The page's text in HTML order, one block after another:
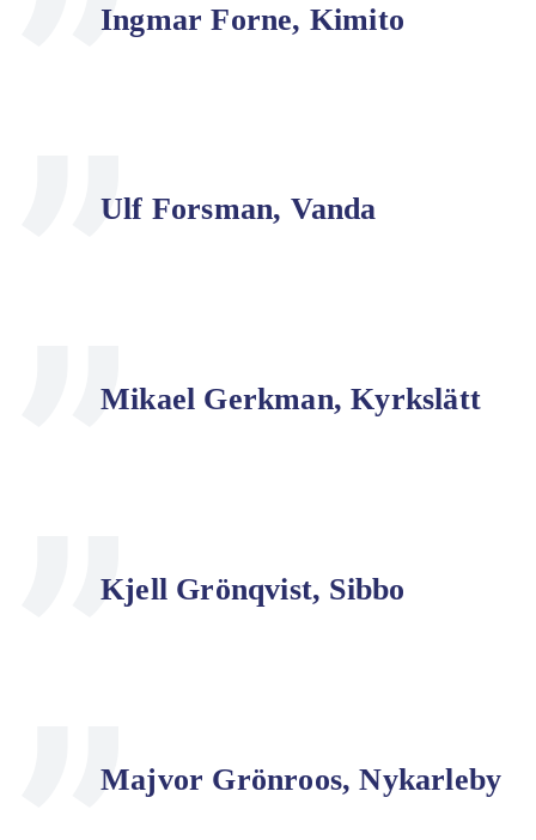
Ingmar Forne, Kimito
Ulf Forsman, Vanda
Mikael Gerkman, Kyrkslätt
Kjell Grönqvist, Sibbo
Majvor Grönroos, Nykarleby